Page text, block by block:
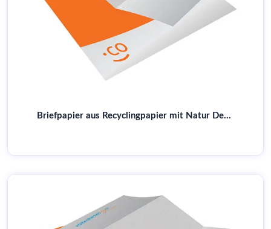
Briefpapier aus Recyclingpapier mit Natur Design | Für umweltbewusste Unternehmen | Top Qualität